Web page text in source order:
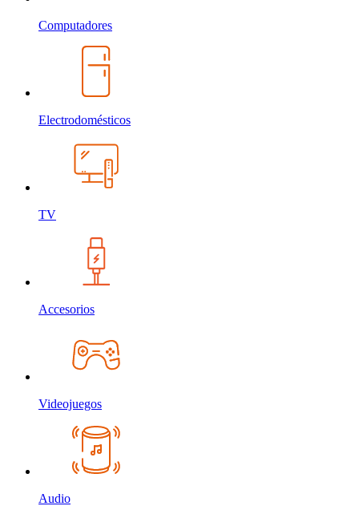
Computadores
Electrodomésticos
TV
Accesorios
Videojuegos
Audio